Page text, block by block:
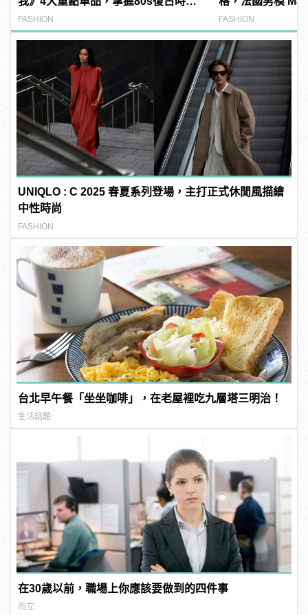
潮！
FASHION
百變穿搭！
FASHION
UNIQLO : C 2025 春夏系列登場，主打正式休閒風描繪
中性時尚
FASHION
台北早午餐「坐坐咖啡」，在老屋裡吃九層塔三明治！
生活話題
在30歲以前，職場上你應該要做到的四件事
而立